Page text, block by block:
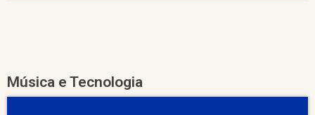
Música e Tecnologia